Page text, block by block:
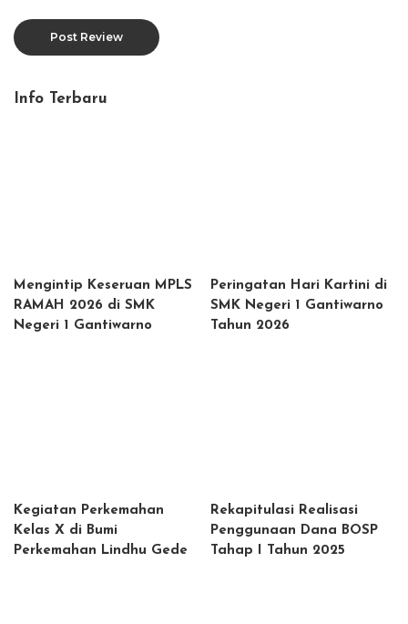
Info Terbaru
Mengintip Keseruan MPLS
RAMAH 2026 di SMK
Negeri 1 Gantiwarno
Peringatan Hari Kartini di
SMK Negeri 1 Gantiwarno
Tahun 2026
Kegiatan Perkemahan
Kelas X di Bumi
Perkemahan Lindhu Gede
Rekapitulasi Realisasi
Penggunaan Dana BOSP
Tahap I Tahun 2025